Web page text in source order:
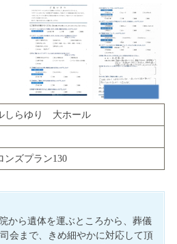
しらゆり 大ホール
ンズプラン130
から遺体を運ぶところから、葬儀
会まで、きめ細やかに対応して頂